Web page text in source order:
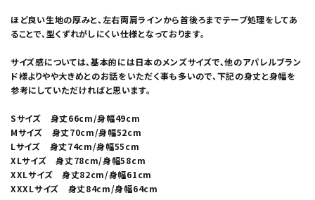
ほど良い生地の厚みと、左右両肩ラインから首後ろまでテープ処理をしてあ
ることで、型くずれがしにくい仕様となっております。
サイズ感については、基本的には日本のメンズサイズで、他のアパレルブラン
ド様よりやや大きめとのお話をいただく事も多いので、下記の身丈と身幅を
参考にしていただければと思います。
Sサイズ 身丈66cm/身幅49cm
Mサイズ 身丈70cm/身幅52cm
Lサイズ 身丈74cm/身幅55cm
XLサイズ 身丈78cm/身幅58cm
XXLサイズ 身丈82cm/身幅61cm
XXXLサイズ 身丈84cm/身幅64cm